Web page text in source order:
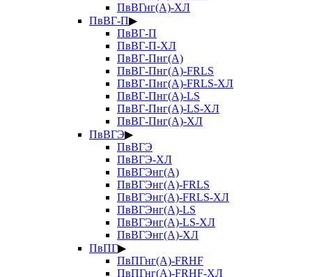
ПвВГнг(А)-ХЛ
ПвВГ-П▶
ПвВГ-П
ПвВГ-П-ХЛ
ПвВГ-Пнг(А)
ПвВГ-Пнг(А)-FRLS
ПвВГ-Пнг(А)-FRLS-ХЛ
ПвВГ-Пнг(А)-LS
ПвВГ-Пнг(А)-LS-ХЛ
ПвВГ-Пнг(А)-ХЛ
ПвВГЭ▶
ПвВГЭ
ПвВГЭ-ХЛ
ПвВГЭнг(А)
ПвВГЭнг(А)-FRLS
ПвВГЭнг(А)-FRLS-ХЛ
ПвВГЭнг(А)-LS
ПвВГЭнг(А)-LS-ХЛ
ПвВГЭнг(А)-ХЛ
ПвПГ▶
ПвПГнг(А)-FRHF
ПвПГнг(А)-FRHF-ХЛ